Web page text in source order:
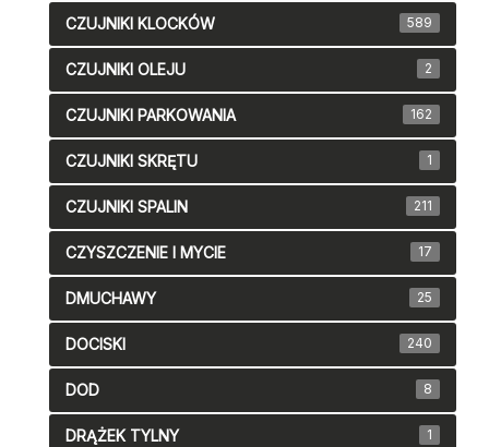
CZUJNIKI KLOCKÓW 589
CZUJNIKI OLEJU 2
CZUJNIKI PARKOWANIA 162
CZUJNIKI SKRĘTU 1
CZUJNIKI SPALIN 211
CZYSZCZENIE I MYCIE 17
DMUCHAWY 25
DOCISKI 240
DOD 8
DRĄŻEK TYLNY 1